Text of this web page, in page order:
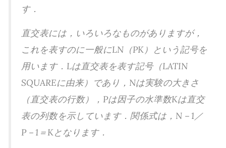
す．
直交表には，いろいろなものがありますが，
これを表すのに一般にLN（PK）という記号を
用います．Lは直交表を表す記号（LATIN
SQUAREに由来）であり，Nは実験の大きさ
（直交表の行数），Pは因子の水準数Kは直交
表の列数を示しています．関係式は，N－1／
P－1＝Kとなります．